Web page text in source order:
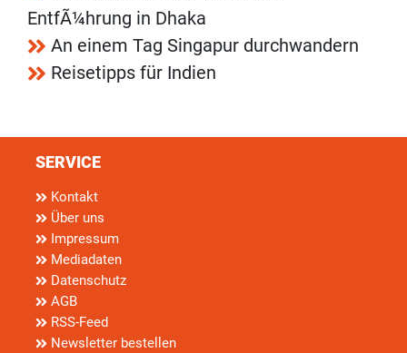
EntfÃ¼hrung in Dhaka
An einem Tag Singapur durchwandern
Reisetipps für Indien
SERVICE
Kontakt
Über uns
Impressum
Mediadaten
Datenschutz
AGB
RSS-Feed
Newsletter bestellen